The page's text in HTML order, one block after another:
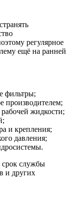
регулярное
ещё на ранней
фильтры;
производителем;
жидкости;
и крепления;
давления;
срок службы
и других